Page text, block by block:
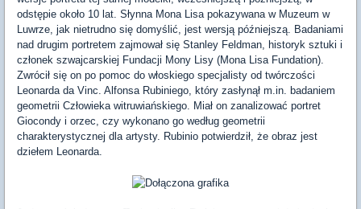
odstępie około 10 lat. Słynna Mona Lisa pokazywana w Muzeum w
Luwrze, jak nietrudno się domyślić, jest wersją późniejszą. Badaniami
nad drugim portretem zajmował się Stanley Feldman, historyk sztuki i
członek szwajcarskiej Fundacji Mony Lisy (Mona Lisa Fundation).
Zwrócił się on po pomoc do włoskiego specjalisty od twórczości
Leonarda da Vinc. Alfonsa Rubiniego, który zasłynął m.in. badaniem
geometrii Człowieka witruwiańskiego. Miał on zanalizować portret
Giocondy i orzec, czy wykonano go według geometrii
charakterystycznej dla artysty. Rubinio potwierdził, że obraz jest
dziełem Leonarda.